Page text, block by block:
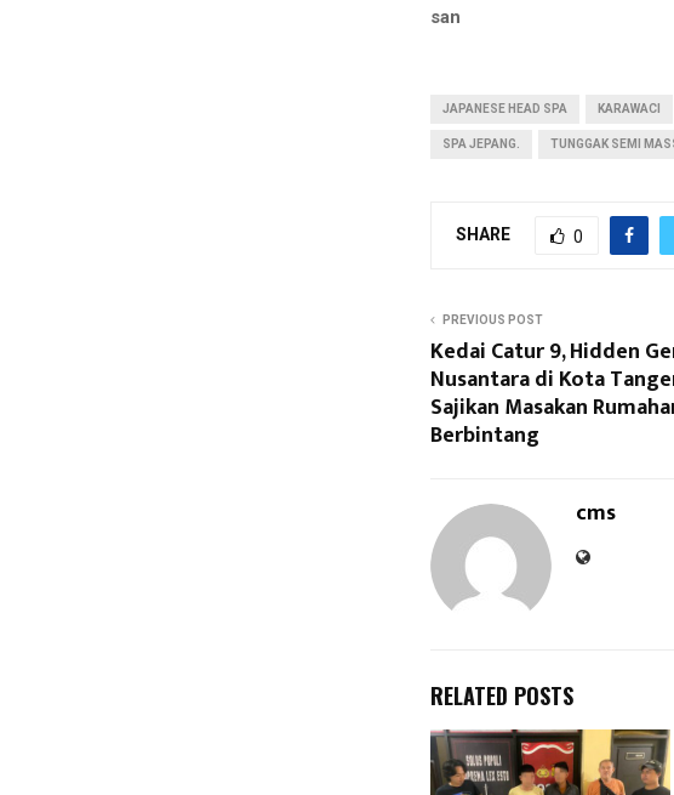
san
JAPANESE HEAD SPA KARAWACI
SPA JEPANG. TUNGGAK SEMI
SHARE 0
PREVIOUS POST
Kedai Catur 9, Hidden
Nusantara di Kota
Sajikan Masakan
Berbintang
cms
RELATED POSTS